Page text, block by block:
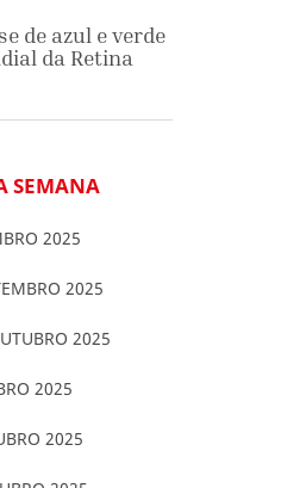
de azul e verde
da Retina
SEMANA
2025
2025
2025
2025
2025